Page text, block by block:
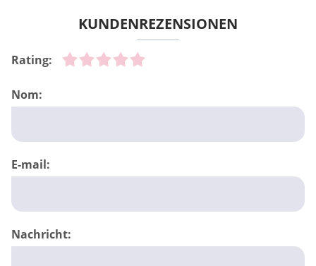
KUNDENREZENSIONEN
Rating:
Nom:
E-mail:
Nachricht: